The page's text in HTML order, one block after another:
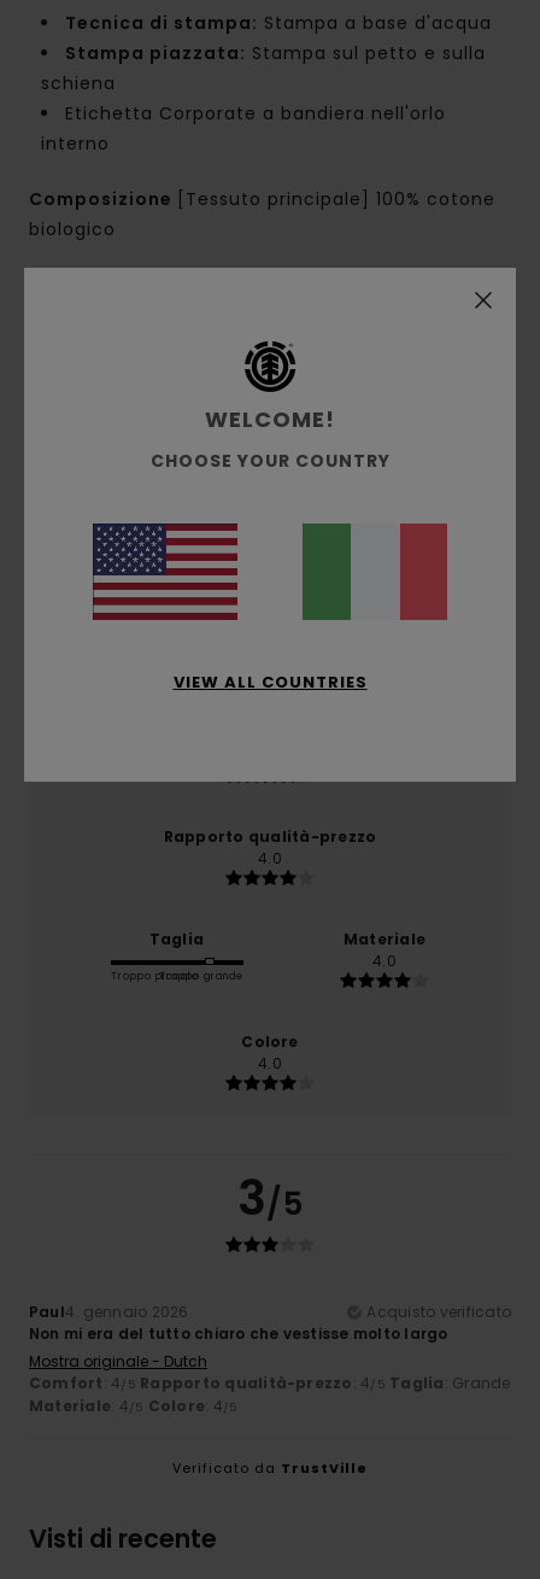
Tecnica di stampa: Stampa a base d'acqua
Stampa piazzata: Stampa sul petto e sulla
schiena
Etichetta Corporate a bandiera nell'orlo
interno
Composizione
[Tessuto principale] 100% cotone
biologico
Recensioni dei clienti
3.0
Il 0% dei nostri clienti consiglia questo prodotto
Rapporto qualità-prezzo
4.0
Taglia
Troppo piccoloTroppo grande
Materiale
4.0
Colore
4.0
3/5
Paul4. gennaio 2026
Acquisto verificato
Non mi era del tutto chiaro che vestisse molto largo
Mostra originale - Dutch
Comfort: 4/5 Rapporto qualità-prezzo: 4/5 Taglia: Grande
Materiale: 4/5 Colore: 4/5
Verificato da TrustVille
Visti di recente
WELCOME!
CHOOSE YOUR COUNTRY
VIEW ALL COUNTRIES